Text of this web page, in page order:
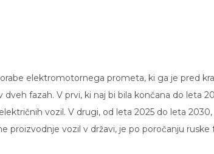
elektromotornega prometa, ki ga je pred
fazah. V prvi, ki naj bi bila končana do leta
vozil. V drugi, od leta 2025 do leta
proizvodnje vozil v državi, je po poročanju ruske